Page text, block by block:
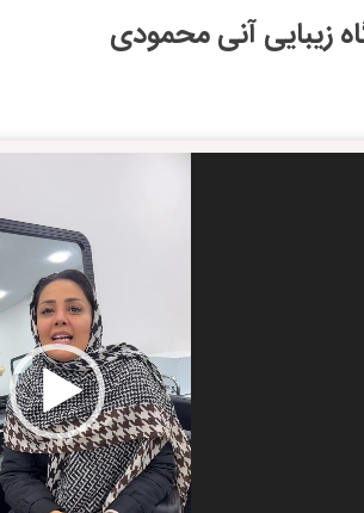
زیبایی آنی محمودی